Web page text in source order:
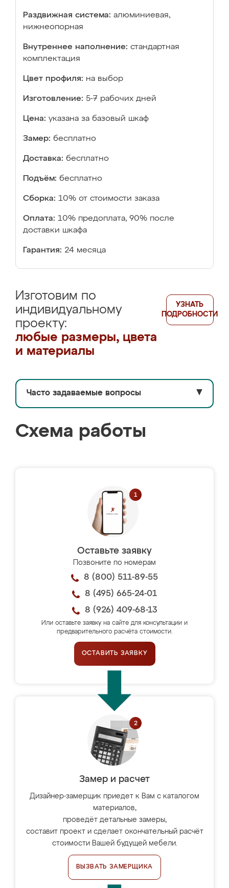
Раздвижная система: алюминиевая,
нижнеопорная
Внутреннее наполнение: стандартная
комплектация
Цвет профиля: на выбор
Изготовление: 5-7 рабочих дней
Цена: указана за базовый шкаф
Замер: бесплатно
Доставка: бесплатно
Подъём: бесплатно
Сборка: 10% от стоимости заказа
Оплата: 10% предоплата, 90% после
доставки шкафа
Гарантия: 24 месяца
Изготовим по
индивидуальному
проекту:
любые размеры, цвета
и материалы
УЗНАТЬ
ПОДРОБНОСТИ
Часто задаваемые вопросы ▼
Схема работы
Оставьте заявку
Позвоните по номерам
8 (800) 511-89-55
8 (495) 665-24-01
8 (926) 409-68-13
Или оставьте заявку на сайте для консультации и
предварительного расчёта стоимости.
ОСТАВИТЬ ЗАЯВКУ
Замер и расчет
Дизайнер-замерщик приедет к Вам с каталогом
материалов,
проведёт детальные замеры,
составит проект и сделает окончательный расчёт
стоимости Вашей будущей мебели.
ВЫЗВАТЬ ЗАМЕРЩИКА